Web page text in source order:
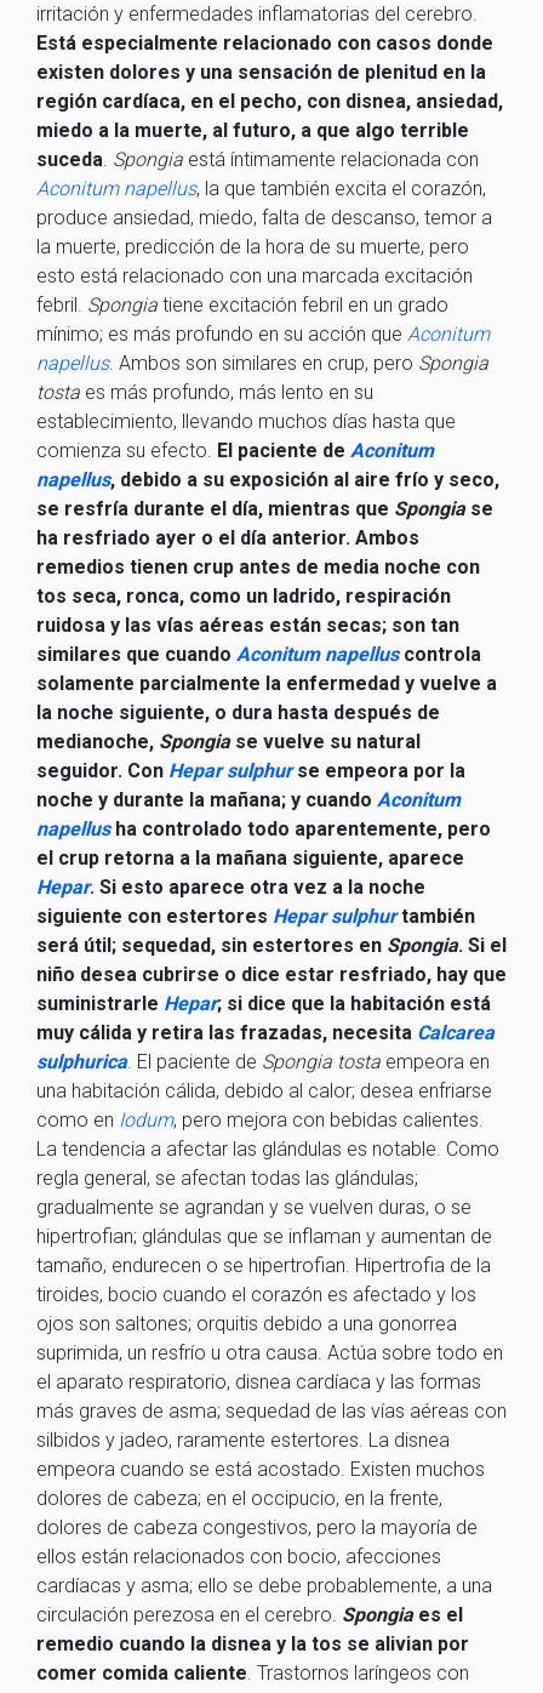
irritación y enfermedades inflamatorias del cerebro.
Está especialmente relacionado con casos donde
existen dolores y una sensación de plenitud en la
región cardíaca, en el pecho, con disnea, ansiedad,
miedo a la muerte, al futuro, a que algo terrible
suceda. Spongia está íntimamente relacionada con
Aconitum napellus, la que también excita el corazón,
produce ansiedad, miedo, falta de descanso, temor a
la muerte, predicción de la hora de su muerte, pero
esto está relacionado con una marcada excitación
febril. Spongia tiene excitación febril en un grado
mínimo; es más profundo en su acción que Aconitum
napellus. Ambos son similares en crup, pero Spongia
tosta es más profundo, más lento en su
establecimiento, llevando muchos días hasta que
comienza su efecto. El paciente de Aconitum
napellus, debido a su exposición al aire frío y seco,
se resfría durante el día, mientras que Spongiase
ha resfriado ayer o el día anterior. Ambos
remedios tienen crup antes de media noche con
tos seca, ronca, como un ladrido, respiración
ruidosa y las vías aéreas están secas; son tan
similares que cuando Aconitum napelluscontrola
solamente parcialmente la enfermedad y vuelve a
la noche siguiente, o dura hasta después de
medianoche, Spongiase vuelve su natural
seguidor. Con Hepar sulphurse empeora por la
noche y durante la mañana; y cuando Aconitum
napellusha controlado todo aparentemente, pero
el crup retorna a la mañana siguiente, aparece
Hepar. Si esto aparece otra vez a la noche
siguiente con estertores Hepar sulphurtambién
será útil; sequedad, sin estertores en Spongia. Si el
niño desea cubrirse o dice estar resfriado, hay que
suministrarle Hepar; si dice que la habitación está
muy cálida y retira las frazadas, necesita Calcarea
sulphurica. El paciente de Spongia tosta empeora en
una habitación cálida, debido al calor; desea enfriarse
como en Iodum, pero mejora con bebidas calientes.
La tendencia a afectar las glándulas es notable. Como
regla general, se afectan todas las glándulas;
gradualmente se agrandan y se vuelven duras, o se
hipertrofian; glándulas que se inflaman y aumentan de
tamaño, endurecen o se hipertrofian. Hipertrofia de la
tiroides, bocio cuando el corazón es afectado y los
ojos son saltones; orquitis debido a una gonorrea
suprimida, un resfrío u otra causa. Actúa sobre todo en
el aparato respiratorio, disnea cardíaca y las formas
más graves de asma; sequedad de las vías aéreas con
silbidos y jadeo, raramente estertores. La disnea
empeora cuando se está acostado. Existen muchos
dolores de cabeza; en el occipucio, en la frente,
dolores de cabeza congestivos, pero la mayoría de
ellos están relacionados con bocio, afecciones
cardíacas y asma; ello se debe probablemente, a una
circulación perezosa en el cerebro. Spongiaes el
remedio cuando la disnea y la tos se alivian por
comer comida caliente. Trastornos laríngeos con